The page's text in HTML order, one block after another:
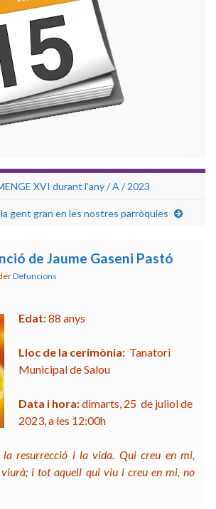
XVI durant l’any / A / 2023
la gent gran en les nostres parròquies
de Jaume Gaseni Pastó
Defuncions
Edat:88 anys
Lloc de la cerimònia: Tanatori
Municipal de Salou
Data i hora:dimarts, 25 de juliol de
2023, a les 12:00h
la resurrecció i la vida. Qui creu en mi,
i tot aquell qui viu i creu en mi, no